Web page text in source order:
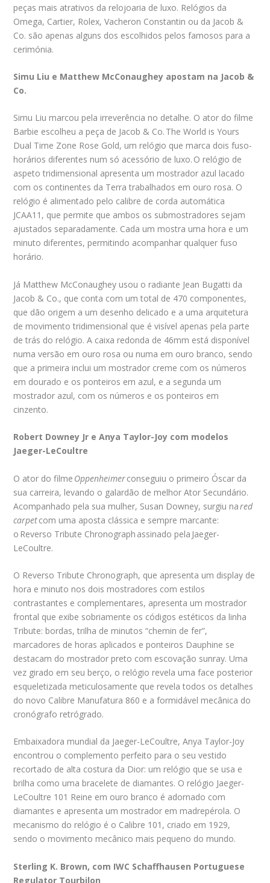
peças mais atrativos da relojoaria de luxo. Relógios da
Omega, Cartier, Rolex, Vacheron Constantin ou da Jacob &
Co. são apenas alguns dos escolhidos pelos famosos para a
cerimónia.
Simu Liu e Matthew McConaughey apostam na Jacob &
Co.
Simu Liu marcou pela irreverência no detalhe. O ator do filme
Barbie escolheu a peça de Jacob & Co. The World is Yours
Dual Time Zone Rose Gold, um relógio que marca dois fuso-
horários diferentes num só acessório de luxo. O relógio de
aspeto tridimensional apresenta um mostrador azul lacado
com os continentes da Terra trabalhados em ouro rosa. O
relógio é alimentado pelo calibre de corda automática
JCAA11, que permite que ambos os submostradores sejam
ajustados separadamente. Cada um mostra uma hora e um
minuto diferentes, permitindo acompanhar qualquer fuso
horário.
Já Matthew McConaughey usou o radiante Jean Bugatti da
Jacob & Co., que conta com um total de 470 componentes,
que dão origem a um desenho delicado e a uma arquitetura
de movimento tridimensional que é visível apenas pela parte
de trás do relógio. A caixa redonda de 46mm está disponível
numa versão em ouro rosa ou numa em ouro branco, sendo
que a primeira inclui um mostrador creme com os números
em dourado e os ponteiros em azul, e a segunda um
mostrador azul, com os números e os ponteiros em
cinzento.
Robert Downey Jr e Anya Taylor-Joy com modelos
Jaeger-LeCoultre
O ator do filme Oppenheimerconseguiu o primeiro Óscar da
sua carreira, levando o galardão de melhor Ator Secundário.
Acompanhado pela sua mulher, Susan Downey, surgiu nared
carpetcom uma aposta clássica e sempre marcante:
o Reverso Tribute Chronograph assinado pela Jaeger-
LeCoultre.
O Reverso Tribute Chronograph, que apresenta um display de
hora e minuto nos dois mostradores com estilos
contrastantes e complementares, apresenta um mostrador
frontal que exibe sobriamente os códigos estéticos da linha
Tribute: bordas, trilha de minutos “chemin de fer”,
marcadores de horas aplicados e ponteiros Dauphine se
destacam do mostrador preto com escovação sunray. Uma
vez girado em seu berço, o relógio revela uma face posterior
esqueletizada meticulosamente que revela todos os detalhes
do novo Calibre Manufatura 860 e a formidável mecânica do
cronógrafo retrógrado.
Embaixadora mundial da Jaeger-LeCoultre, Anya Taylor-Joy
encontrou o complemento perfeito para o seu vestido
recortado de alta costura da Dior: um relógio que se usa e
brilha como uma bracelete de diamantes. O relógio Jaeger-
LeCoultre 101 Reine em ouro branco é adornado com
diamantes e apresenta um mostrador em madrepérola. O
mecanismo do relógio é o Calibre 101, criado em 1929,
sendo o movimento mecânico mais pequeno do mundo.
Sterling K. Brown, com IWC Schaffhausen Portuguese
Regulator Tourbilon